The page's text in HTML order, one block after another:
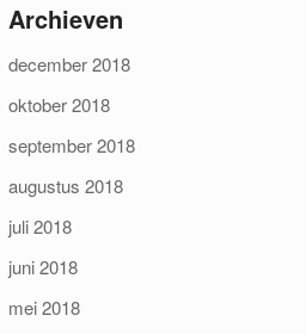
Archieven
december 2018
oktober 2018
september 2018
augustus 2018
juli 2018
juni 2018
mei 2018